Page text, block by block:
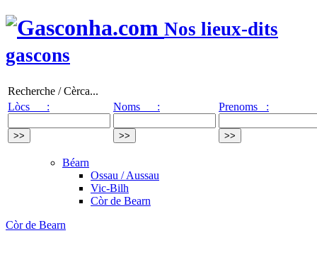
Nos lieux-dits
gascons
Recherche / Cèrca...
Lòcs :
Noms : Prenoms :
Béarn
Ossau / Aussau
Vic-Bilh
Còr de Bearn
Còr de Bearn